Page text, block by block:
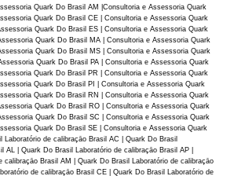
Quark Do Brasil AM |Consultoria e Assessoria Quark
Quark Do Brasil CE | Consultoria e Assessoria Quark
Quark Do Brasil ES | Consultoria e Assessoria Quark
Quark Do Brasil MA | Consultoria e Assessoria Quark
Quark Do Brasil MS | Consultoria e Assessoria Quark
Quark Do Brasil PA | Consultoria e Assessoria Quark
Quark Do Brasil PR | Consultoria e Assessoria Quark
Quark Do Brasil PI | Consultoria e Assessoria Quark
Quark Do Brasil RN | Consultoria e Assessoria Quark
Quark Do Brasil RO | Consultoria e Assessoria Quark
Quark Do Brasil SC | Consultoria e Assessoria Quark
Quark Do Brasil SE | Consultoria e Assessoria Quark
Laboratório de calibraçāo Brasil AC | Quark Do Brasil
AL | Quark Do Brasil Laboratório de calibraçāo Brasil AP |
calibraçāo Brasil AM | Quark Do Brasil Laboratório de calibraçāo
de calibraçāo Brasil CE | Quark Do Brasil Laboratório de